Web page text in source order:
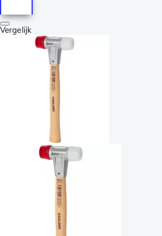
Vergelijk